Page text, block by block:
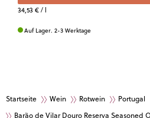
34,53 €/ l
Auf Lager. 2-3 Werktage
Startseite Wein Rotwein
Portugal
Barão de Vilar Douro Reserva Seasoned